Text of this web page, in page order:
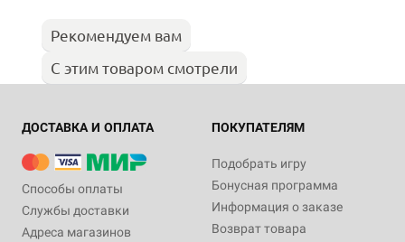
Рекомендуем вам
С этим товаром смотрели
ДОСТАВКА И ОПЛАТА
Способы оплаты
Службы доставки
Адреса магазинов
ПОКУПАТЕЛЯМ
Подобрать игру
Бонусная программа
Информация о заказе
Возврат товара